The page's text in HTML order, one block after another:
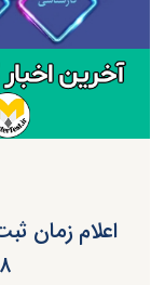
اعلام زمان
۹۸